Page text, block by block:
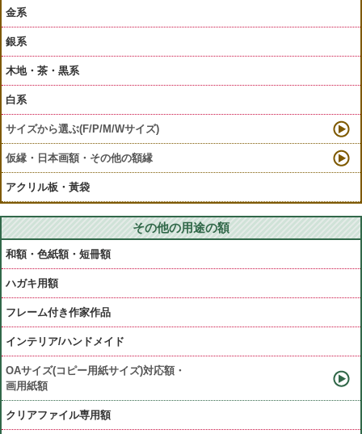
金系
銀系
木地・茶・黒系
白系
サイズから選ぶ(F/P/M/Wサイズ)
仮縁・日本画額・その他の額縁
アクリル板・黃袋
その他の用途の額
和額・色紙額・短冊額
ハガキ用額
フレーム付き作家作品
インテリア/ハンドメイド
OAサイズ(コピー用紙サイズ)対応額・
画用紙額
クリアファイル専用額